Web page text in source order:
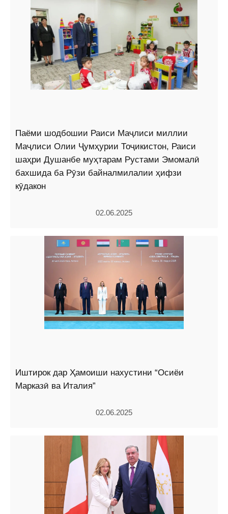
Паёми шодбошии Раиси Маҷлиси миллии
Маҷлиси Олии Ҷумҳурии Тоҷикистон, Раиси
шаҳри Душанбе муҳтарам Рустами Эмомалӣ
бахшида ба Рӯзи байналмилалии ҳифзи
кӯдакон
02.06.2025
Иштирок дар Ҳамоиши нахустини “Осиёи
Марказӣ ва Италия”
02.06.2025